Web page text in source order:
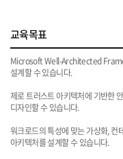
교육목표
Microsoft Well-Architected
설계할 수 있습니다.
제로 트러스트 아키텍처에 기반한
디자인할 수 있습니다.
워크로드의 특성에 맞는 가상화, 컨
아키텍처를 설계할 수 있습니다.